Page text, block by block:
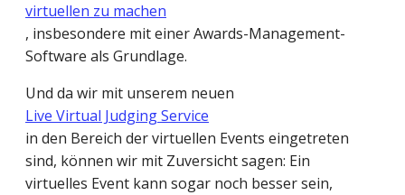
virtuellen zu machen
, insbesondere mit einer Awards-Management-
Software als Grundlage.
Und da wir mit unserem neuen
Live Virtual Judging Service
in den Bereich der virtuellen Events eingetreten
sind, können wir mit Zuversicht sagen: Ein
virtuelles Event kann sogar noch besser sein,